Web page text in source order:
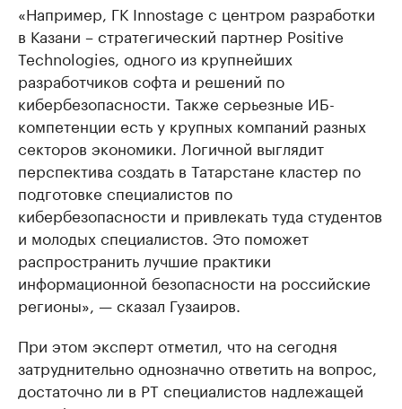
«Например, ГК Innostage с центром разработки
в Казани – стратегический партнер Positive
Technologies, одного из крупнейших
разработчиков софта и решений по
кибербезопасности. Также серьезные ИБ-
компетенции есть у крупных компаний разных
секторов экономики. Логичной выглядит
перспектива создать в Татарстане кластер по
подготовке специалистов по
кибербезопасности и привлекать туда студентов
и молодых специалистов. Это поможет
распространить лучшие практики
информационной безопасности на российские
регионы», — сказал Гузаиров.
При этом эксперт отметил, что на сегодня
затруднительно однозначно ответить на вопрос,
достаточно ли в РТ специалистов надлежащей